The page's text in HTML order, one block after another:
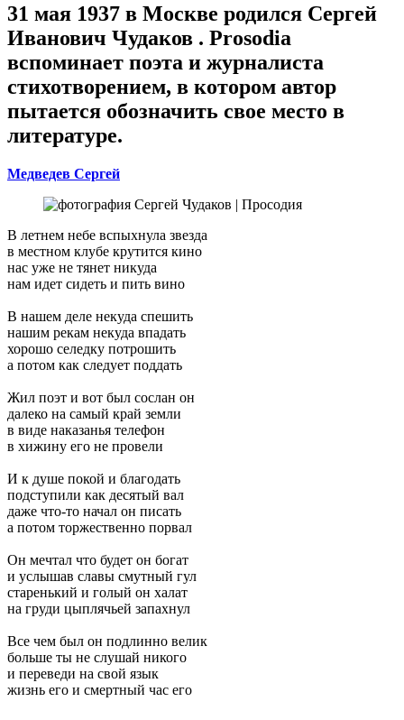
31 мая 1937 в Москве родился Сергей
Иванович Чудаков . Prosodia
вспоминает поэта и журналиста
стихотворением, в котором автор
пытается обозначить свое место в
литературе.
Медведев Сергей
В летнем небе вспыхнула звезда
в местном клубе крутится кино
нас уже не тянет никуда
нам идет сидеть и пить вино
В нашем деле некуда спешить
нашим рекам некуда впадать
хорошо селедку потрошить
а потом как следует поддать
Жил поэт и вот был сослан он
далеко на самый край земли
в виде наказанья телефон
в хижину его не провели
И к душе покой и благодать
подступили как десятый вал
даже что-то начал он писать
а потом торжественно порвал
Он мечтал что будет он богат
и услышав славы смутный гул
старенький и голый он халат
на груди цыплячьей запахнул
Все чем был он подлинно велик
больше ты не слушай никого
и переведи на свой язык
жизнь его и смертный час его